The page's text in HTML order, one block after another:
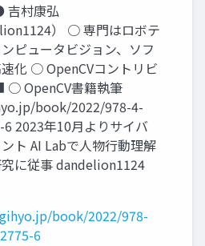
吉村康弘
） ○ 専門はロボテ
ピュータビジョン、ソフ
速化 ○ OpenCVコントリビ
○ OpenCV書籍執筆
book/2022/978-4-
2023年10月よりサイバ
ト AI Labで人物行動理解
に従事 dandelion1124
book/2022/978-
6